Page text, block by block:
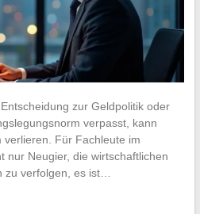
zur Geldpolitik oder
verpasst, kann
verlieren. Für Fachleute im
nur Neugier, die wirtschaftlichen
zu verfolgen, es ist…